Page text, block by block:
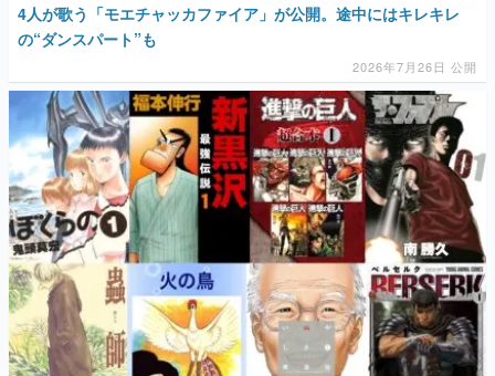
4人が歌う「モエチャッカファイア」が公開。途中にはキレキレ
の“ダンスパート”も
2026年7月26日 公開